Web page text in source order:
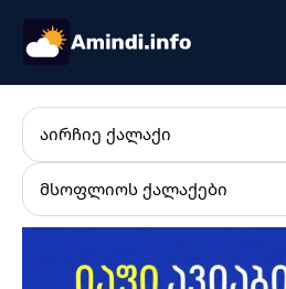
ᲐᲘᲠᲩᲘᲔ ᲥᲐᲚᲐᲥᲘ
ᲛᲡᲝᲤᲚᲘᲝᲡ ᲥᲐᲚᲐᲥᲔᲑᲘ